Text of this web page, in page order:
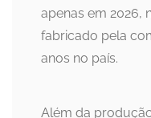
apenas em 2026,
fabricado pela
anos no país.
Além da